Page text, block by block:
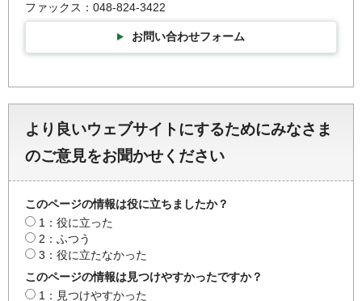
ファックス：048-824-3422
お問い合わせフォーム
より良いウェブサイトにするためにみなさま
のご意見をお聞かせください
このページの情報は役に立ちましたか？
1：役に立った
2：ふつう
3：役に立たなかった
このページの情報は見つけやすかったですか？
1：見つけやすかった